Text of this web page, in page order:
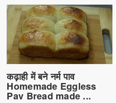
कढ़ाही में बने नर्म पाव
Homemade Eggless
Pav Bread made ...